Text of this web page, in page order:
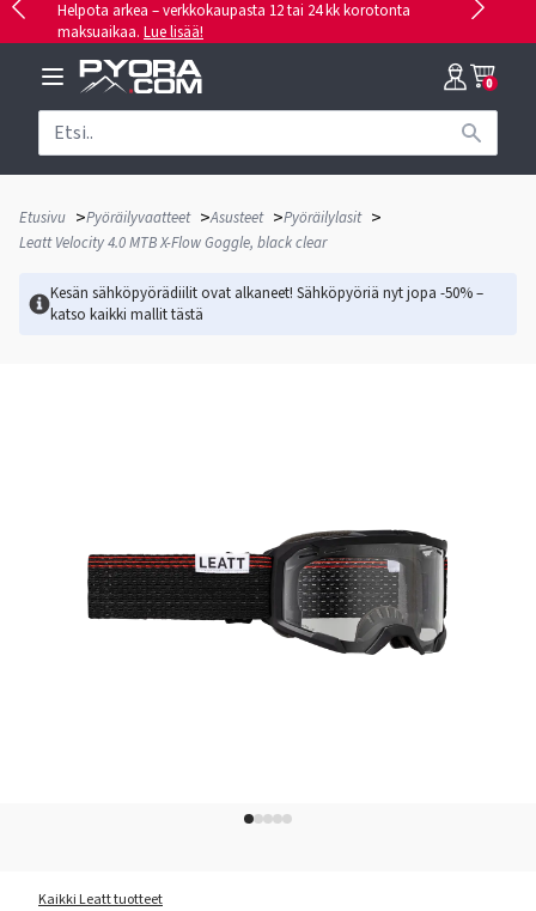
Helpota arkea – verkkokaupasta 12 tai 24 kk korotonta
maksuaikaa. Lue lisää!
0
Etusivu >Pyöräilyvaatteet >Asusteet >Pyöräilylasit >
Leatt Velocity 4.0 MTB X-Flow Goggle, black clear
Kesän sähköpyörädiilit ovat alkaneet! Sähköpyöriä nyt jopa -50% –
katso kaikki mallittästä
Kaikki Leatt tuotteet